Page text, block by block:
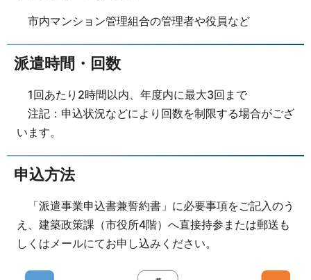
市内マンション管理組合の管理者や役員など
派遣時間・回数
1回あたり2時間以内、年度内に最大3回まで
注記：申込状況などにより回数を制限する場合がござ
います。
申込方法
「派遣事業申込書兼誓約書」に必要事項をご記入のう
え、建築政策課（市役所4階）へ直接持参または郵送も
しくはメールにてお申し込みください。